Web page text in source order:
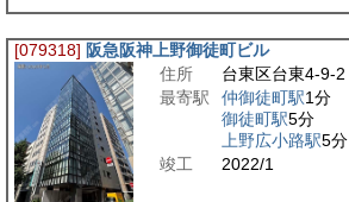
[079318] 阪急阪神上野御徒町ビル
住所
台東区台東4-9-2
最寄駅
仲御徒町駅1分
御徒町駅5分
上野広小路駅5分
竣工
2022/1